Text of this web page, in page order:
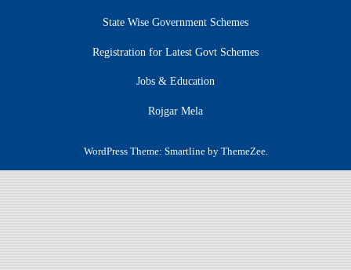
State Wise Government Schemes
Registration for Latest Govt Schemes
Jobs & Education
Rojgar Mela
WordPress Theme: Smartline by ThemeZee.